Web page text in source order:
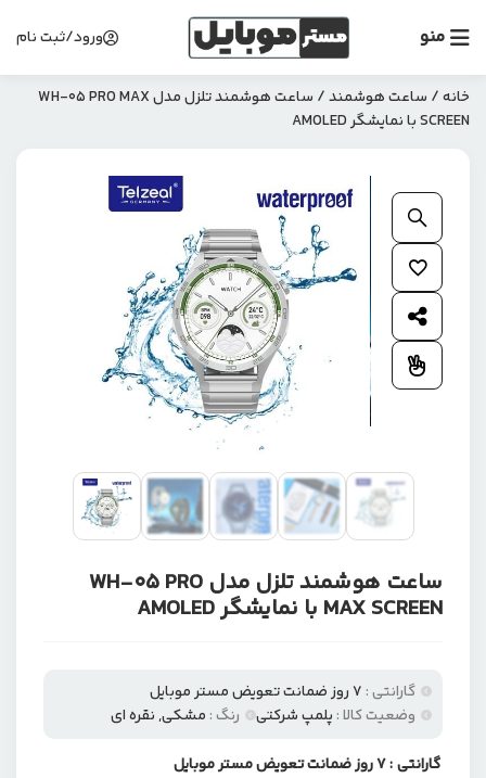
منو ورود/ثبت نام
خانه/ ساعت هوشمند
/ ساعت هوشمند تلزل مدل WH-05 PRO MAX
SCREEN با نمایشگر AMOLED
ساعت هوشمند تلزل مدل WH-05 PRO
MAX SCREEN با نمایشگر AMOLED
گارانتی : ۷ روز ضمانت تعویض مستر موبایل
وضعیت کالا : پلمپ شرکتی رنگ : مشکی, نقره ای
گارانتی: ۷ روز ضمانت تعویض مستر موبایل
بزرگنمایی محصول
افزودن به علاقمندی ها
اشتراک گذاری محصول
افزودن به مقایسه